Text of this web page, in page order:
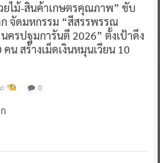
ไม้-สินค้าเกษตรคุณภาพ” ขับ
จัดมหกรรม “สีสรรพรรณ
ครปฐมการันตี 2026” ตั้งเป้าดึง
น สร้างเม็ดเงินหมุนเวียน 10
^ 0